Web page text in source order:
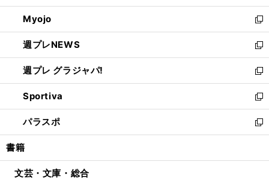
開
く
ウ
で
開
く
ン
ド
ウ
で
開
く
ウ
ィ
ン
ド
ウ
で
開
く
Myojo
新
し
い
ウ
ィ
ン
ド
ウ
で
開
週プレNEWS
新
し
い
ウ
ィ
ン
ド
ウ
開
週プレ グラジャパ!
新
し
い
ウ
ィ
ン
ウ
Sportiva
新
し
い
ウ
ン
パラスポ
新
し
ウ
書籍
文芸・文庫・総合